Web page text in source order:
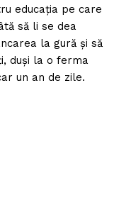
educaţia pe care
să li se dea
la gură şi să
duşi la o ferma
un an de zile.